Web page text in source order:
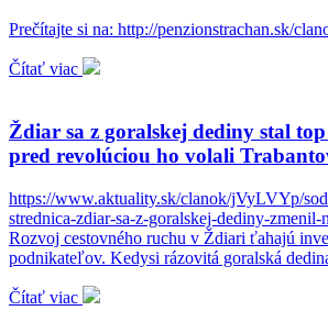
Prečítajte si na: http://penzionstrachan.sk/
Čítať viac
Ždiar sa z goralskej dediny stal
pred revolúciou ho volali
https://www.aktuality.sk/clanok/jVyLVYp/
strednica-zdiar-sa-z-goralskej-dediny-zmenil-
Rozvoj cestovného ruchu v Ždiari ťahajú
podnikateľov. Kedysi rázovitá goralská
Čítať viac